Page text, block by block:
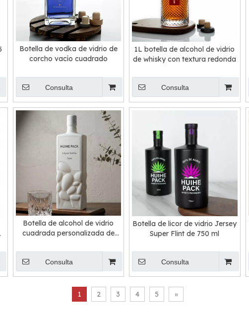
Botella de vodka de vidrio de
corcho vacío cuadrado
Consulta
1L botella de alcohol de vidrio
de whisky con textura redonda
Consulta
Botella de alcohol de vidrio
cuadrada personalizada de
Consulta
Botella de licor de vidrio Jersey
Super Flint de 750 ml
Consulta
1 2 3 4 5 »